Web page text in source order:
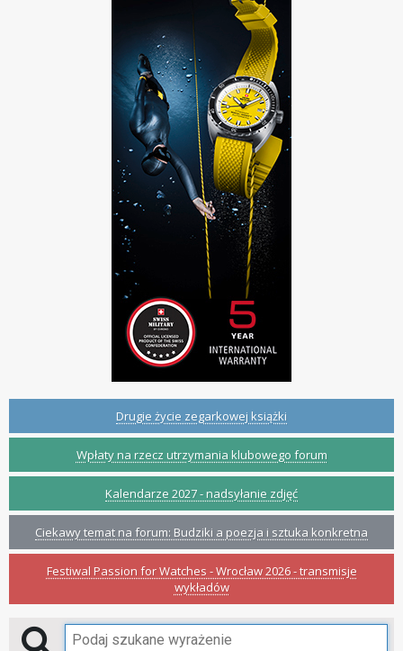
Drugie życie zegarkowej książki
Wpłaty na rzecz utrzymania klubowego forum
Kalendarze 2027 - nadsyłanie zdjęć
Ciekawy temat na forum: Budziki a poezja i sztuka konkretna
Festiwal Passion for Watches - Wrocław 2026 - transmisje
wykładów